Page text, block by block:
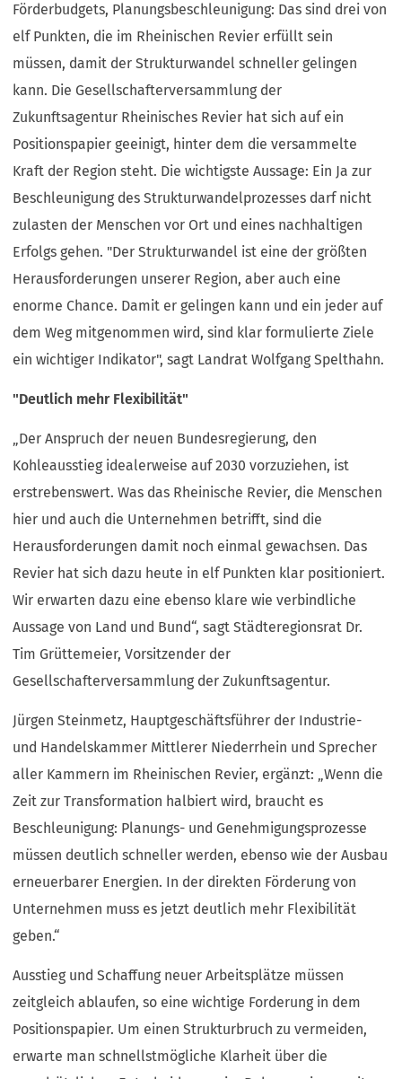
Förderbudgets, Planungsbeschleunigung: Das sind drei von
elf Punkten, die im Rheinischen Revier erfüllt sein
müssen, damit der Strukturwandel schneller gelingen
kann. Die Gesellschafterversammlung der
Zukunftsagentur Rheinisches Revier hat sich auf ein
Positionspapier geeinigt, hinter dem die versammelte
Kraft der Region steht. Die wichtigste Aussage: Ein Ja zur
Beschleunigung des Strukturwandelprozesses darf nicht
zulasten der Menschen vor Ort und eines nachhaltigen
Erfolgs gehen. "Der Strukturwandel ist eine der größten
Herausforderungen unserer Region, aber auch eine
enorme Chance. Damit er gelingen kann und ein jeder auf
dem Weg mitgenommen wird, sind klar formulierte Ziele
ein wichtiger Indikator", sagt Landrat Wolfgang Spelthahn.
"Deutlich mehr Flexibilität"
„Der Anspruch der neuen Bundesregierung, den
Kohleausstieg idealerweise auf 2030 vorzuziehen, ist
erstrebenswert. Was das Rheinische Revier, die Menschen
hier und auch die Unternehmen betrifft, sind die
Herausforderungen damit noch einmal gewachsen. Das
Revier hat sich dazu heute in elf Punkten klar positioniert.
Wir erwarten dazu eine ebenso klare wie verbindliche
Aussage von Land und Bund“, sagt Städteregionsrat Dr.
Tim Grüttemeier, Vorsitzender der
Gesellschafterversammlung der Zukunftsagentur.
Jürgen Steinmetz, Hauptgeschäftsführer der Industrie-
und Handelskammer Mittlerer Niederrhein und Sprecher
aller Kammern im Rheinischen Revier, ergänzt: „Wenn die
Zeit zur Transformation halbiert wird, braucht es
Beschleunigung: Planungs- und Genehmigungsprozesse
müssen deutlich schneller werden, ebenso wie der Ausbau
erneuerbarer Energien. In der direkten Förderung von
Unternehmen muss es jetzt deutlich mehr Flexibilität
geben.“
Ausstieg und Schaffung neuer Arbeitsplätze müssen
zeitgleich ablaufen, so eine wichtige Forderung in dem
Positionspapier. Um einen Strukturbruch zu vermeiden,
erwarte man schnellstmögliche Klarheit über die